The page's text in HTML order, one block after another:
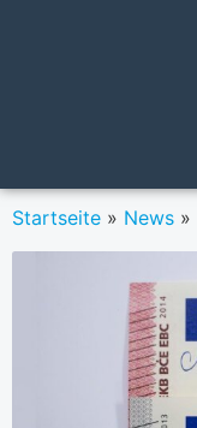
Startseite » News »